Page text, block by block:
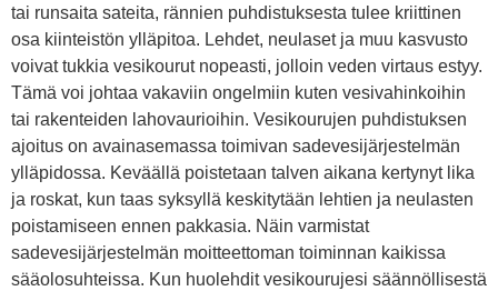
tai runsaita sateita, rännien puhdistuksesta tulee kriittinen
osa kiinteistön ylläpitoa. Lehdet, neulaset ja muu kasvusto
voivat tukkia vesikourut nopeasti, jolloin veden virtaus estyy.
Tämä voi johtaa vakaviin ongelmiin kuten vesivahinkoihin
tai rakenteiden lahovaurioihin. Vesikourujen puhdistuksen
ajoitus on avainasemassa toimivan sadevesijärjestelmän
ylläpidossa. Keväällä poistetaan talven aikana kertynyt lika
ja roskat, kun taas syksyllä keskitytään lehtien ja neulasten
poistamiseen ennen pakkasia. Näin varmistat
sadevesijärjestelmän moitteettoman toiminnan kaikissa
sääolosuhteissa. Kun huolehdit vesikourujesi säännöllisestä